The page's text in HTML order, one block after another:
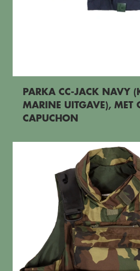
PARKA CC-JACK NAVY
MARINE UITGAVE), MET
CAPUCHON